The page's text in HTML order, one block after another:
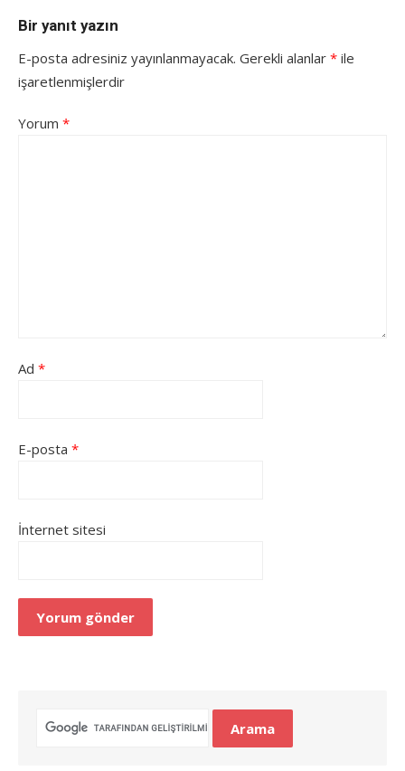
Bir yanıt yazın
E-posta adresiniz yayınlanmayacak. Gerekli alanlar * ile
işaretlenmişlerdir
Yorum *
Ad *
E-posta *
İnternet sitesi